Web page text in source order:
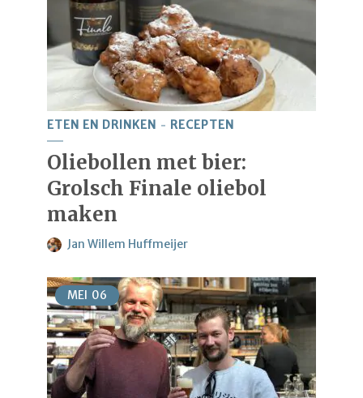
ETEN EN DRINKEN RECEPTEN
Oliebollen met bier:
Grolsch Finale oliebol
maken
Jan Willem Huffmeijer
MEI 06